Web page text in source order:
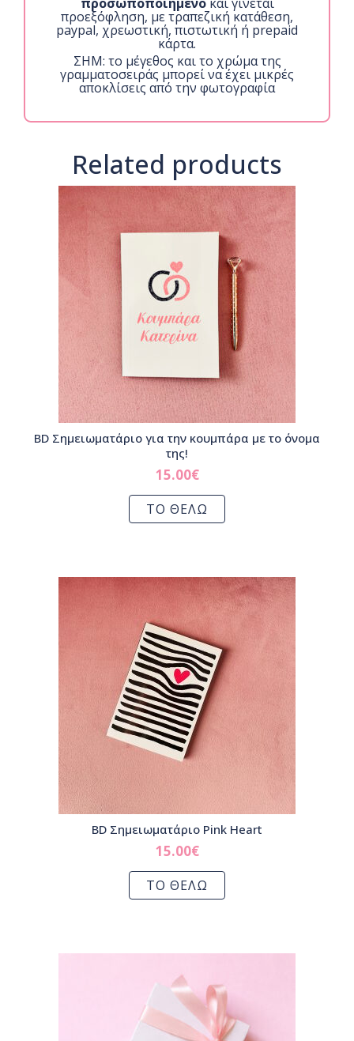
προεξόφληση, με τραπεζική κατάθεση,
paypal, χρεωστική, πιστωτική ή prepaid
κάρτα.
ΣΗΜ: το μέγεθος και το χρώμα της
γραμματοσειράς μπορεί να έχει μικρές
αποκλίσεις από την φωτογραφία
Related products
BD Σημειωματάριο για την κουμπάρα με το όνομα
της!
15.00€
ΤΟ ΘΕΛΩ
BD Σημειωματάριο Pink Heart
15.00€
ΤΟ ΘΕΛΩ